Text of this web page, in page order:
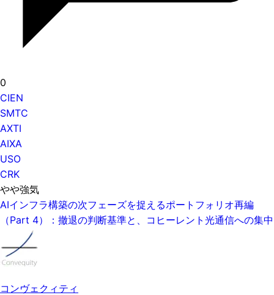
0
CIEN
SMTC
AXTI
AIXA
USO
CRK
やや強気
AIインフラ構築の次フェーズを捉えるポートフォリオ再編
（Part 4）：撤退の判断基準と、コヒーレント光通信への集中
コンヴェクィティ